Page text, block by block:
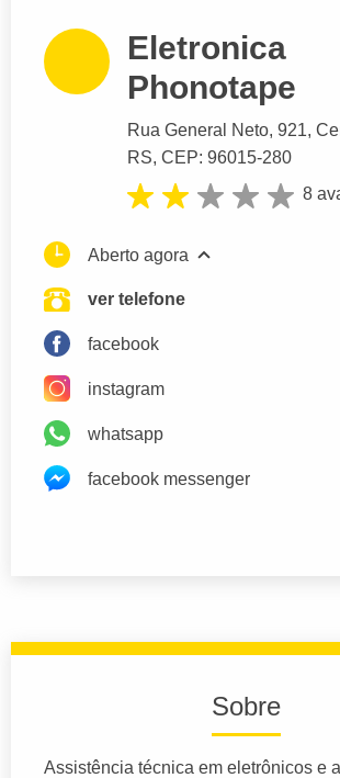
Eletronica
Phonotape
Rua General Neto, 921,
RS, CEP: 96015-280
8
Aberto agora
ver telefone
facebook
instagram
whatsapp
facebook messenger
Sobre
Assistência técnica em eletrônicos e